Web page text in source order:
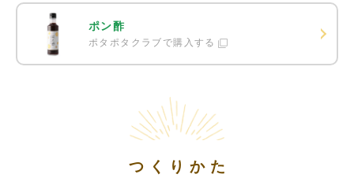
ポン酢
ポタポタクラブで購入する
つくりかた